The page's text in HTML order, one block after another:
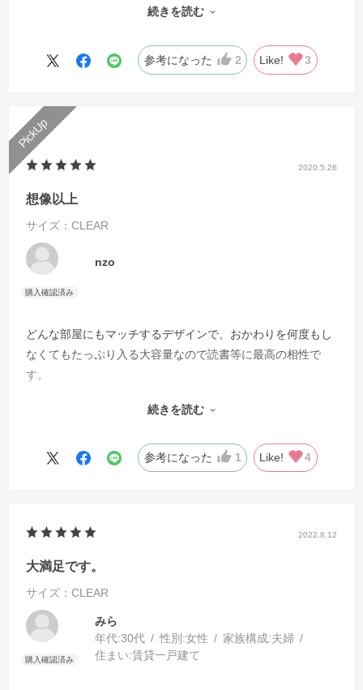
もう可愛くて可愛くて最高です。
耐熱性が不安なところですが今のところコーヒー入れても大
豊かにしてくれるってこのグラスと出会って知りました。
とてもいいグラスです。
続きを読む
参考になった 2 Like! 3
2020.5.26
想像以上
サイズ：CLEAR
nzo
どんな部屋にもマッチするデザインで、おかわりを何度もし
なくてもたっぷり入る大容量なので読書等に最高の相性で
す。
増していて、全てが想像以上にいいです。
コスパ最高だと思います。
続きを読む
参考になった 1 Like! 4
2022.8.12
大満足です。
サイズ：CLEAR
みら
年代:30代 性別:女性 家族構成:夫婦
住まい:賃貸一戸建て